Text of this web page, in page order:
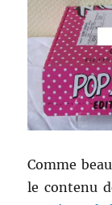
Comme
le contenu